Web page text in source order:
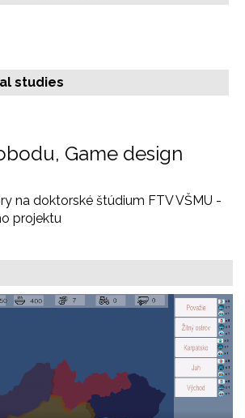
studies
Game design
na doktorské štúdium FTV VŠMU -
projektu